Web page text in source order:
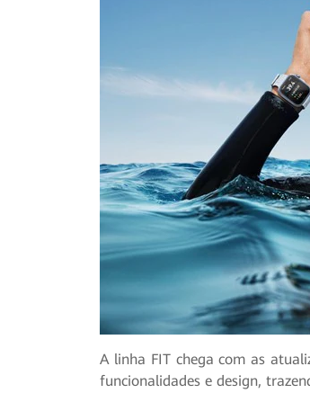
A linha FIT chega com as
funcionalidades e design,